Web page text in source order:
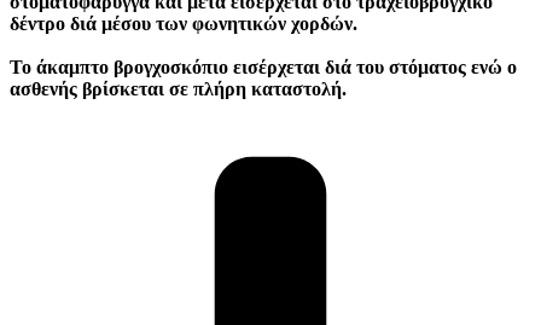
δέντρο διά μέσου των φωνητικών χορδών.
Το άκαμπτο βρογχοσκόπιο εισέρχεται διά του στόματος ενώ ο
ασθενής βρίσκεται σε πλήρη καταστολή.